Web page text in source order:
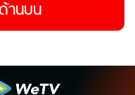
านบน